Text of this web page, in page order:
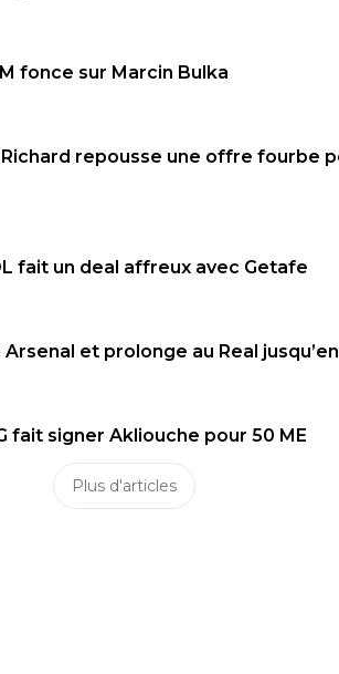
fonce sur Marcin Bulka
Richard repousse une offre fourbe
fait un deal affreux avec Getafe
et prolonge au Real
fait signer Akliouche pour 50 ME
Plus d'articles